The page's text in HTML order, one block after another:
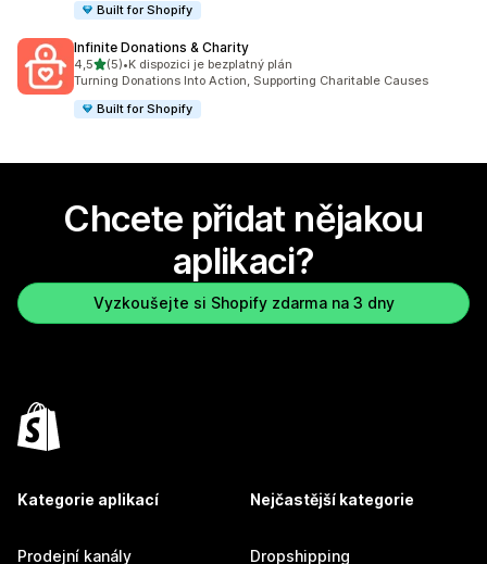
Built for Shopify
Infinite Donations & Charity
4,5z 5 hvězd
(5)
Celkový počet recenzí: 5
•K dispozici je bezplatný plán
Turning Donations Into Action, Supporting Charitable Causes
Built for Shopify
Chcete přidat nějakou
aplikaci?
Vyzkoušejte si Shopify zdarma na 3 dny
Kategorie aplikací
Prodejní kanály
Nejčastější kategorie
Dropshipping